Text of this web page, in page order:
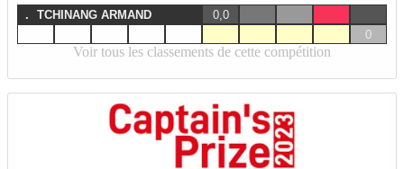
. TCHINANG ARMAND
0,0
0
Voir tous les classements de cette compétition